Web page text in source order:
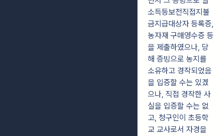
소득등보전직접지불
금지급대상자 등록증,
농자재 구매영수증 등
을 제출하였으나, 당
해 증빙으로 농지를
소유하고 경작되었음
을 입증할 수는 있겠
으나, 직접 경작한 사
실을 입증할 수는 없
고, 청구인이 초등학
교 교사로서 자경을